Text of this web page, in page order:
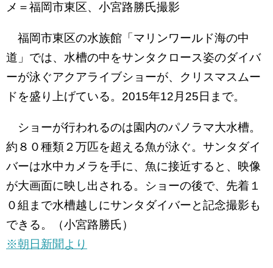
メ＝福岡市東区、小宮路勝氏撮影
福岡市東区の水族館「マリンワールド海の中
道」では、水槽の中をサンタクロース姿のダイバ
ーが泳ぐアクアライブショーが、クリスマスムー
ドを盛り上げている。2015年12月25日まで。
ショーが行われるのは園内のパノラマ大水槽。
約８０種類２万匹を超える魚が泳ぐ。サンタダイ
バーは水中カメラを手に、魚に接近すると、映像
が大画面に映し出される。ショーの後で、先着１
０組まで水槽越しにサンタダイバーと記念撮影も
できる。（小宮路勝氏）
※朝日新聞より